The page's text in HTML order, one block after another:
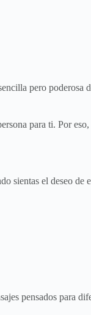
pero poderosa
para ti. Por
sientas el deseo
pensados para